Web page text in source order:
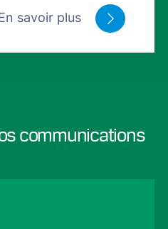
savoir plus
communications